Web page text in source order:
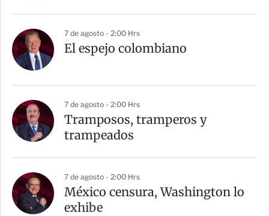
7 de agosto - 2:00 Hrs
El espejo colombiano
7 de agosto - 2:00 Hrs
Tramposos, tramperos y
trampeados
7 de agosto - 2:00 Hrs
México censura, Washington lo
exhibe